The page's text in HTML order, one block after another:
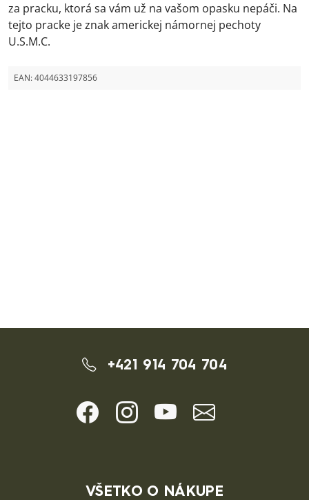
za pracku, ktorá sa vám už na vašom opasku nepáči. Na
tejto pracke je znak americkej námornej pechoty
U.S.M.C.
EAN:4044633197856
+421 914 704 704
VŠETKO O NÁKUPE